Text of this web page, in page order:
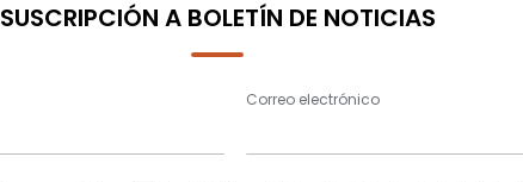
SUSCRIPCIÓN A BOLETÍN DE NOTICIAS
Correo electrónico